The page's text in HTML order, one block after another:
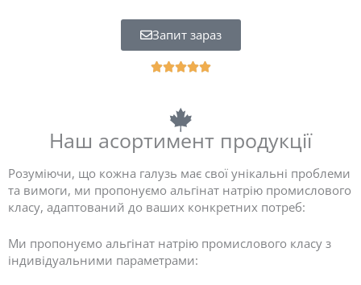
Запит зараз
5
e
n
Наш асортимент продукції
Розуміючи, що кожна галузь має свої унікальні проблеми
та вимоги, ми пропонуємо альгінат натрію промислового
класу, адаптований до ваших конкретних потреб:
Ми пропонуємо альгінат натрію промислового класу з
індивідуальними параметрами: